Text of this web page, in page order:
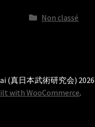
Non classé
(真日本武術研究会) 2026
with WooCommerce.